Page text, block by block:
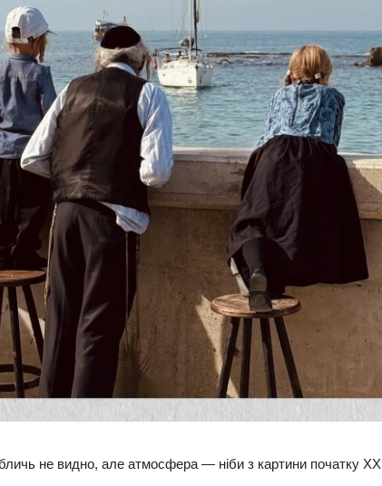
не видно, але атмосфера — ніби з картини початку XX